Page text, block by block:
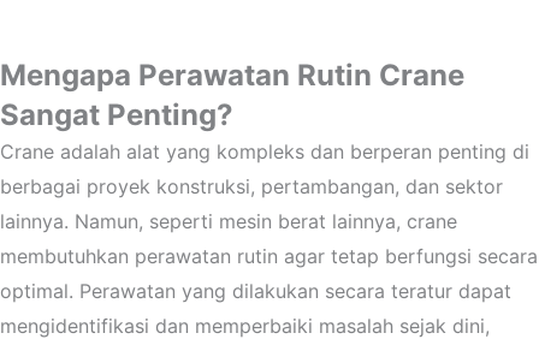
Mengapa Perawatan Rutin Crane
Sangat Penting?
Crane adalah alat yang kompleks dan berperan penting di
berbagai proyek konstruksi, pertambangan, dan sektor
lainnya. Namun, seperti mesin berat lainnya, crane
membutuhkan perawatan rutin agar tetap berfungsi secara
optimal. Perawatan yang dilakukan secara teratur dapat
mengidentifikasi dan memperbaiki masalah sejak dini,